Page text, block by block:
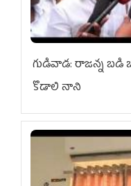
గుడివాడ: రాజన్న బడి
కొడాలి నాని